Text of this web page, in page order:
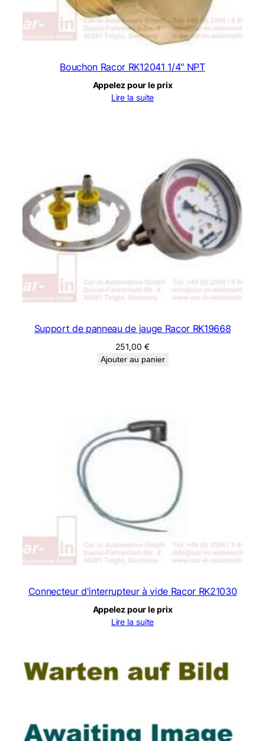
Bouchon Racor RK12041 1/4″ NPT
Appelez pour le prix
Lire la suite
Support de panneau de jauge Racor RK19668
251,00 €
Ajouter au panier
Connecteur d'interrupteur à vide Racor RK21030
Appelez pour le prix
Lire la suite